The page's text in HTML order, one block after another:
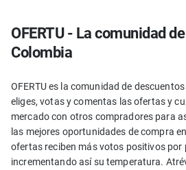
OFERTU - La comunidad
Colombia
OFERTU es la comunidad de
eliges, votas y comentas las ofertas y
mercado con otros compradores para
las mejores oportunidades de compra
ofertas reciben más votos positivos por
incrementando así su temperatura.